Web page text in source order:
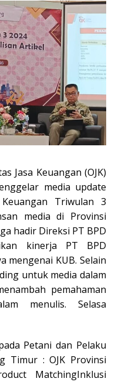
Jasa Keuangan (OJK)
media update
Triwulan 3
media di Provinsi
hadir Direksi PT BPD
kinerja PT BPD
mengenai KUB. Selain
untuk media dalam
pemahaman
menulis. Selasa
Petani dan Pelaku
Timur : OJK Provinsi
MatchingInklusi